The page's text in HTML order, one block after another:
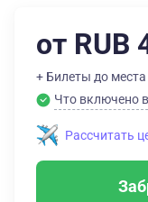
от RUB
+ Билеты до
Что включено
Рассчитать